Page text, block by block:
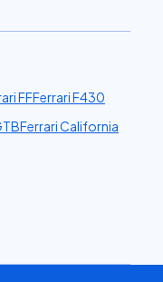
FFFerrari F430
Ferrari California